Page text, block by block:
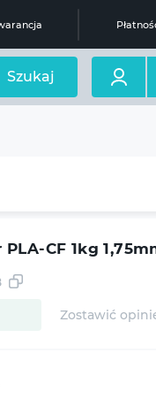
Szukaj
CF 1kg
Zostawić